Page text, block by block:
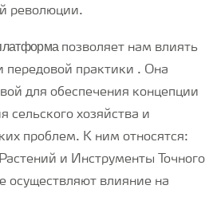
революции.
позволяет нам влиять
передовой практики . Она
для обеспечения концепции
сельского хозяйства и
проблем. К ним относятся:
и Инструменты Точного
осуществляют влияние на